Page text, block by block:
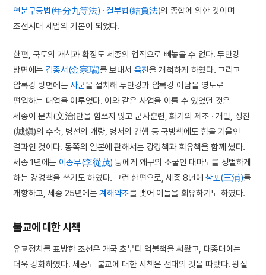
연분구등법(年分九等法) ·결부법(結負法)의 종합에 의한 것이며
조선시대 세법의 기본이 되었다.
한편, 국토의 개척과 확장도 세종의 업적으로 빼놓을 수 없다. 두만강
방면에는 김종서(金宗瑞)를 보내서 육진을 개척하게 하였다. 그리고
압록강 방면에는사군을 설치해 두만강과 압록강 이남을 영토로
편입하는 대업을 이루었다. 이와 같은 사업을 이룰 수 있었던 것은
세종이 문치(文治)만을 힘쓰지 않고 군사훈련, 화기의 제조 · 개발, 성진
(城鎭)의 수축, 병선의 개량, 병서의 간행 등 국방책에도 힘을 기울인
결과인 것이다. 동쪽의 일본에 관해서는 강경책과 회유책을 함께 썼다.
세종 1년에는 이종무(李從茂) 등에게 왜구의 소굴인 대마도를 정벌하게
하는 강경책을 쓰기도 하였다. 그런 한편으로, 세종 8년에 삼포(三浦)를
개항하고, 세종 25년에는계해약조를 맺어 이들을 회유하기도 하였다.
불교에 대한 시책
유교정치를 표방한 조선은 개국 초부터 억불책을 써왔고, 태종대에는
더욱 강화하였다. 세종도 불교에 대한 시책은 선대의 것을 따랐다. 왕실